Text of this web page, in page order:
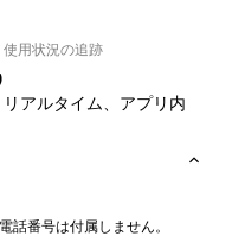
使用状況の追跡
リアルタイム、アプリ内
話番号は付属しません。